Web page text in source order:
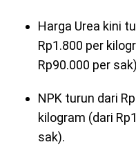
Harga Urea kini
Rp1.800 per
Rp90.000 per
NPK turun dari
kilogram (dari
sak).